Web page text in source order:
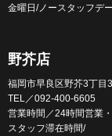
金曜日/ノースタッフデー
野芥店
福岡市早良区野芥3丁目
TEL／092-400-6605
営業時間／24時間営業
スタッフ滞在時間/